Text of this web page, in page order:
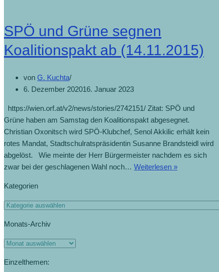
SPÖ und Grüne segnen
Koalitionspakt ab (14.11.2015)
von G. Kuchta
6. Dezember 202016. Januar 2023
https://wien.orf.at/v2/news/stories/2742151/ Zitat: SPÖ und
Grüne haben am Samstag den Koalitionspakt abgesegnet.
Christian Oxonitsch wird SPÖ-Klubchef, Senol Akkilic erhält kein
rotes Mandat, Stadtschulratspräsidentin Susanne Brandsteidl wird
abgelöst. Wie meinte der Herr Bürgermeister nachdem es sich
zwar bei der geschlagenen Wahl noch… Weiterlesen »
Kategorien
Monats-Archiv
Einzelthemen: